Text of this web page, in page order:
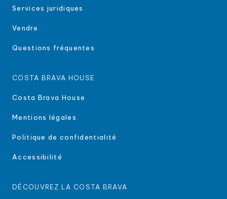
Services juridiques
Vendre
Questions fréquentes
COSTA BRAVA HOUSE
Costa Brava House
Mentions légales
Politique de confidentialité
Accessibilité
DÉCOUVREZ LA COSTA BRAVA